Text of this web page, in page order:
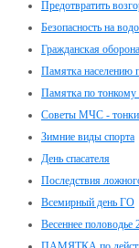
Предотвратить
Безопасность на
Гражданская
Памятка населению
Памятка по тонкому
Советы МЧС -
Зимние виды спорта
День спасателя
Последствия
Всемирный день ГО
Весеннее половодье